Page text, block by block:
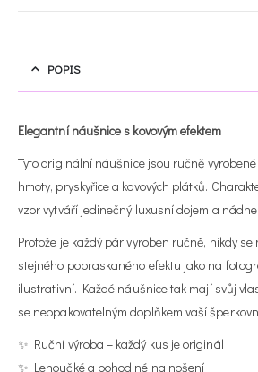
POPIS
Elegantní náušnice s kovovým efektem
Tyto originální náušnice jsou ručně
hmoty, pryskyřice a kovových plátků.
vzor vytváří jedinečný luxusní dojem a
Protože je každý pár vyroben ručně, nikdy
stejného popraskaného efektu jako na
ilustrativní. Každé náušnice tak mají svůj
se neopakovatelným doplňkem vaší
✨ Ruční výroba – každý kus je originál
✨ Lehoučké a pohodlné na nošení